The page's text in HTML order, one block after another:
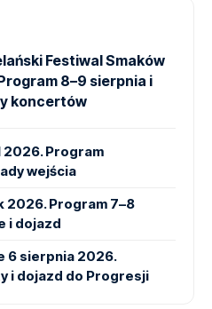
Festiwal Smaków
8–9 sierpnia i
koncertów
2026. Program
wejścia
2026. Program 7–8
i dojazd
6 sierpnia 2026.
i dojazd do Progresji